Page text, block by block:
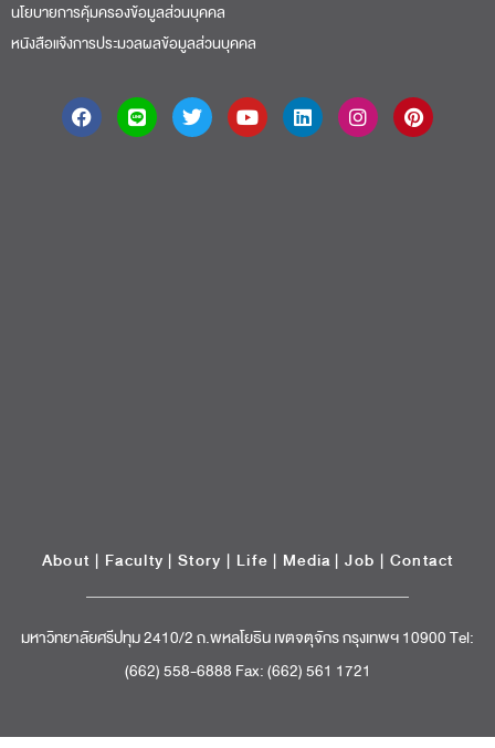
นโยบายการคุ้มครองข้อมูลส่วนบุคคล
หนังสือแจ้งการประมวลผลข้อมูลส่วนบุคคล